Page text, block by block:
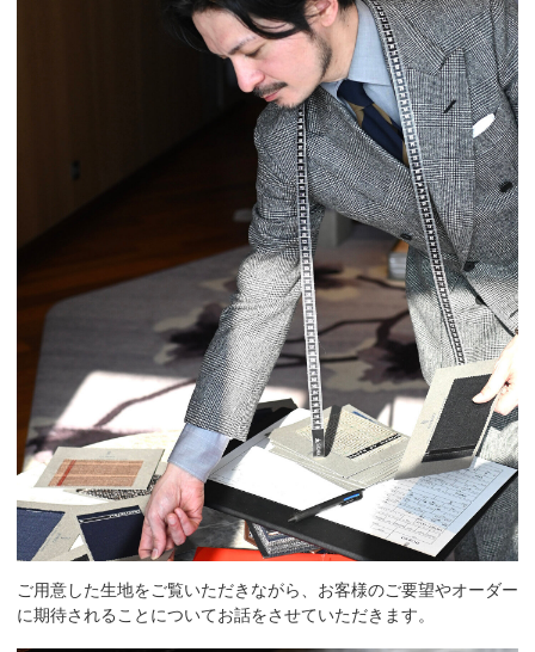
ご用意した生地をご覧いただきながら、お客様のご要望やオーダー
に期待されることについてお話をさせていただきます。